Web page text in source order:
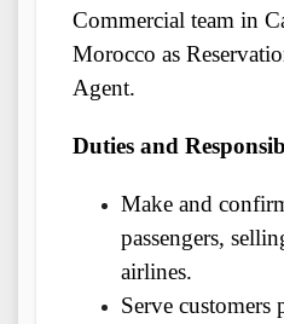
Commercial team in
Morocco as
Agent.
Duties and
Make and
passengers,
airlines.
Serve customers